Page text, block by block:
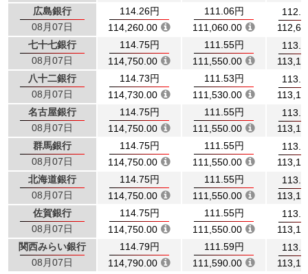
広島銀行
08月07日
114.26円
114,260.00
111.06円
111,060.00
七十七銀行
08月07日
114.75円
114,750.00
111.55円
111,550.00
八十二銀行
08月07日
114.73円
114,730.00
111.53円
111,530.00
名古屋銀行
08月07日
114.75円
114,750.00
111.55円
111,550.00
群馬銀行
08月07日
114.75円
114,750.00
111.55円
111,550.00
北海道銀行
08月07日
114.75円
114,750.00
111.55円
111,550.00
佐賀銀行
08月07日
114.75円
114,750.00
111.55円
111,550.00
関西みらい銀行
08月07日
114.79円
114,790.00
111.59円
111,590.00